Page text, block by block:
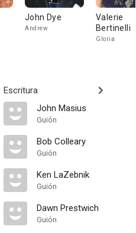
John Dye
Andrew
Valerie
Bertinelli
Gloria
Escritura
John Masius
Guión
Bob Colleary
Guión
Ken LaZebnik
Guión
Dawn Prestwich
Guión